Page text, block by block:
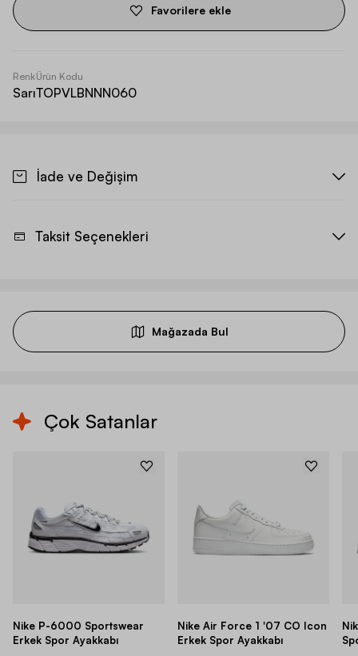
Favorilere ekle
Renk
Sarı
Ürün Kodu
TOPVLBNNN060
İade ve Değişim
Taksit Seçenekleri
Mağazada Bul
Çok Satanlar
Nike P-6000 Sportswear
Erkek Spor Ayakkabı
Nike Air Force 1 '07 CO Icon
Erkek Spor Ayakkabı